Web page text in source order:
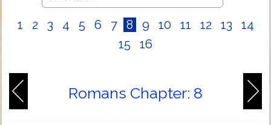
1 2 3 4 5 6 7 8 9 10 11 12 13
14
15
16
Romans Chapter: 8